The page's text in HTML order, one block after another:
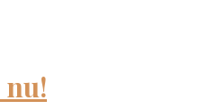
nu!